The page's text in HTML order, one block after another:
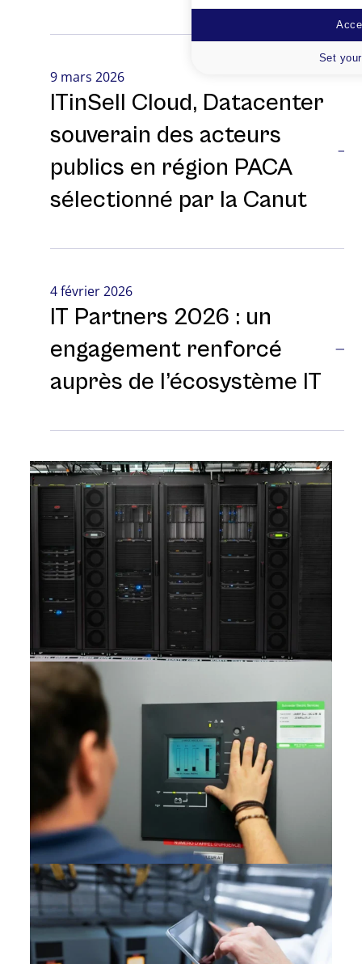
ITinSell Cloud, Datacenter
souverain des acteurs
publics en région PACA
sélectionné par la Canut
9 mars 2026
IT Partners 2026 : un
engagement renforcé
auprès de l’écosystème IT
4 février 2026
Set